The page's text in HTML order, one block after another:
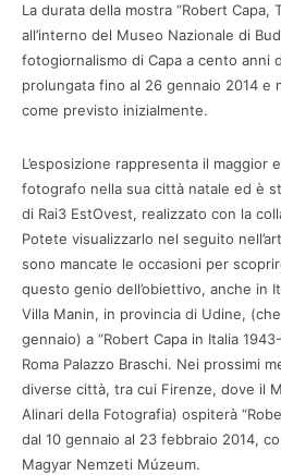
La durata della mostra “Robert Capa,
all’interno del Museo Nazionale di
fotogiornalismo di Capa a cento anni
prolungata fino al 26 gennaio 2014 e
come previsto inizialmente.
L’esposizione rappresenta il maggior
fotografo nella sua città natale ed è
di Rai3 EstOvest, realizzato con la
Potete visualizzarlo nel seguito
sono mancate le occasioni per
questo genio dell’obiettivo, anche in
Villa Manin, in provincia di Udine,
gennaio) a “Robert Capa in Italia
Roma Palazzo Braschi. Nei prossimi
diverse città, tra cui Firenze, dove il
Alinari della Fotografia) ospiterà
dal 10 gennaio al 23 febbraio 2014,
Magyar Nemzeti Múzeum.